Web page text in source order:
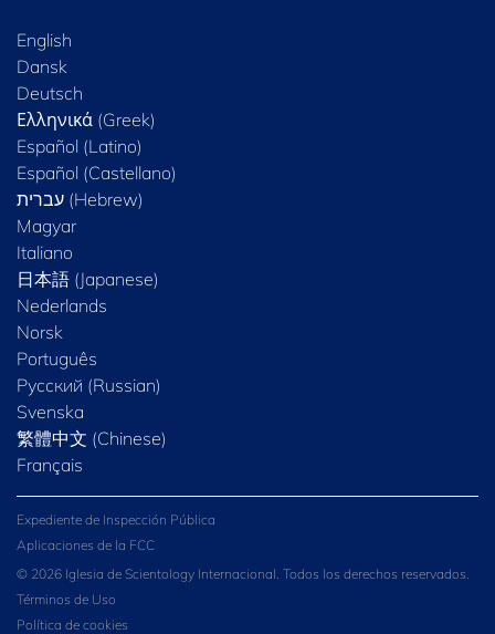
English
Dansk
Deutsch
Ελληνικά (Greek)
Español (Latino)
Español (Castellano)
Magyar
Italiano
日本語 (Japanese)
Nederlands
Norsk
Português
Русский (Russian)
Svenska
繁體中文 (Chinese)
Français
Expediente de Inspección Pública
Aplicaciones de la FCC
© 2026 Iglesia de Scientology Internacional. Todos los derechos reservados.
Términos de Uso
Política de cookies